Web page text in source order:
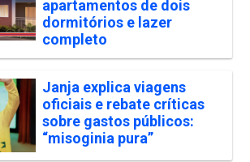
apartamentos de dois
dormitórios e lazer
completo
Janja explica viagens
oficiais e rebate críticas
sobre gastos públicos:
“misoginia pura”